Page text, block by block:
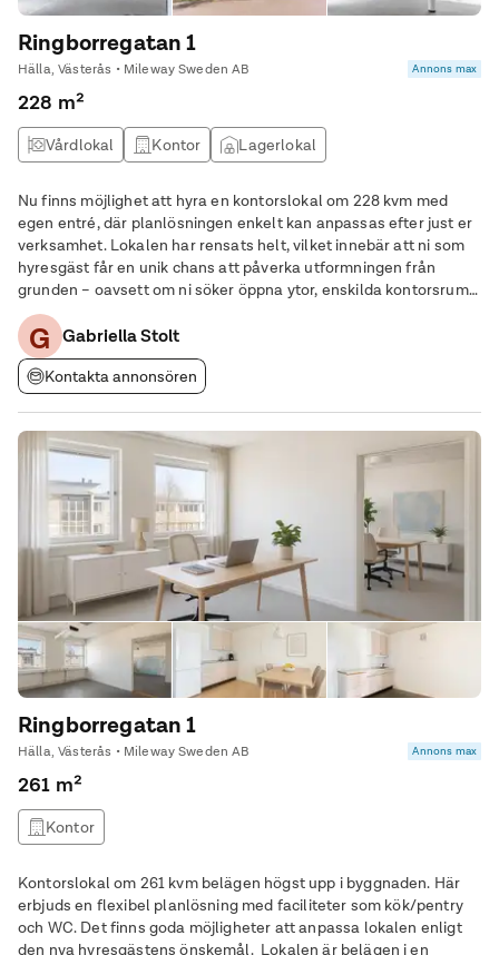
Ringborregatan 1
Hälla, Västerås • Mileway Sweden AB Annons max
228 m²
Vårdlokal Kontor Lagerlokal
Nu finns möjlighet att hyra en kontorslokal om 228 kvm med
egen entré, där planlösningen enkelt kan anpassas efter just er
verksamhet. Lokalen har rensats helt, vilket innebär att ni som
hyresgäst får en unik chans att påverka utformningen från
grunden – oavsett om ni söker öppna ytor, enskilda kontorsrum
eller mötesytor. Lokalen är utrustad med pentry/kök och WC,
och erbjuder en flexibel bas för
G Gabriella Stolt
Kontakta annonsören
Ringborregatan 1
Hälla, Västerås • Mileway Sweden AB Annons max
261 m²
Kontor
Kontorslokal om 261 kvm belägen högst upp i byggnaden. Här
erbjuds en flexibel planlösning med faciliteter som kök/pentry
och WC. Det finns goda möjligheter att anpassa lokalen enligt
den nya hyresgästens önskemål. Lokalen är belägen i en